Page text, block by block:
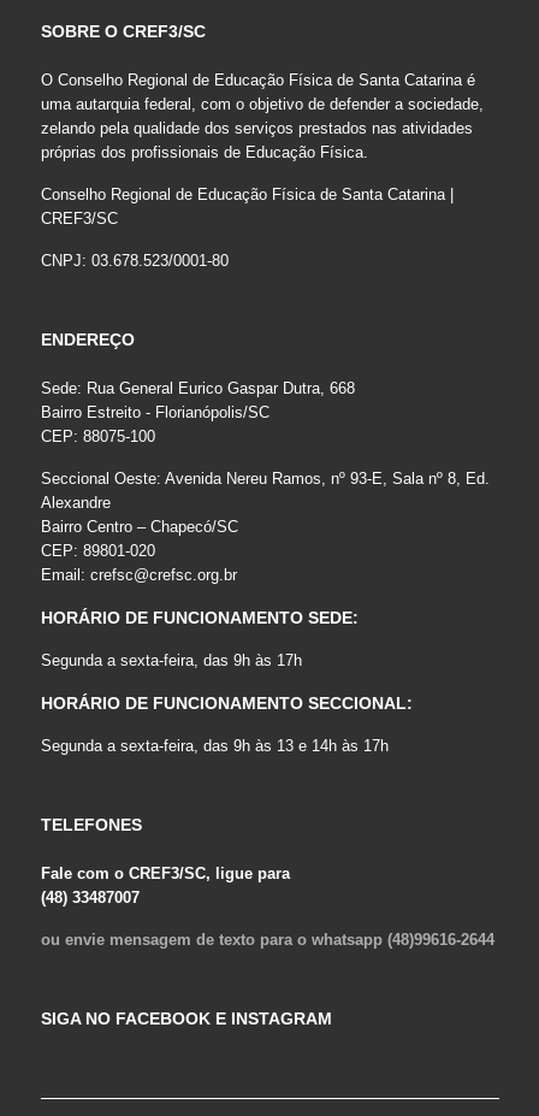
SOBRE O CREF3/SC
O Conselho Regional de Educação Física de Santa Catarina é
uma autarquia federal, com o objetivo de defender a sociedade,
zelando pela qualidade dos serviços prestados nas atividades
próprias dos profissionais de Educação Física.
Conselho Regional de Educação Física de Santa Catarina |
CREF3/SC
CNPJ: 03.678.523/0001-80
ENDEREÇO
Sede: Rua General Eurico Gaspar Dutra, 668
Bairro Estreito - Florianópolis/SC
CEP: 88075-100
Seccional Oeste: Avenida Nereu Ramos, nº 93-E, Sala nº 8, Ed.
Alexandre
Bairro Centro – Chapecó/SC
CEP: 89801-020
Email: crefsc@crefsc.org.br
HORÁRIO DE FUNCIONAMENTO SEDE:
Segunda a sexta-feira, das 9h às 17h
HORÁRIO DE FUNCIONAMENTO SECCIONAL:
Segunda a sexta-feira, das 9h às 13 e 14h às 17h
TELEFONES
Fale com o CREF3/SC, ligue para
(48) 33487007
ou envie mensagem de texto para o whatsapp (48)99616-2644
SIGA NO FACEBOOK E INSTAGRAM